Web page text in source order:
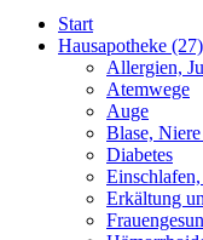
Start
Hausapotheke (27)
Allergien,
Atemwege
Auge
Blase,
Diabetes
Erkältung